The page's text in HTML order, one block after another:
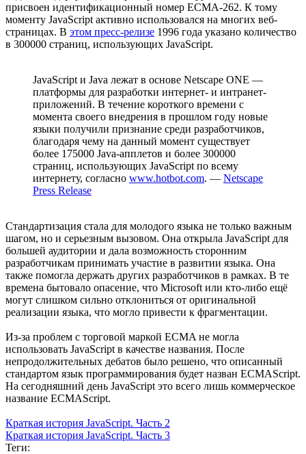
присвоен идентификационный номер ECMA-262. К тому
моменту JavaScript активно использовался на многих веб-
страницах. В этом пресс-релизе 1996 года указано количество
в 300000 страниц, использующих JavaScript.
JavaScript и Java лежат в основе Netscape ONE —
платформы для разработки интернет- и интранет-
приложений. В течение короткого времени с
момента своего внедрения в прошлом году новые
языки получили признание среди разработчиков,
благодаря чему на данный момент существует
более 175000 Java-апплетов и более 300000
страниц, использующих JavaScript по всему
интернету, согласно www.hotbot.com. — Netscape
Press Release
Стандартизация стала для молодого языка не только важным
шагом, но и серьезным вызовом. Она открыла JavaScript для
большей аудитории и дала возможность сторонним
разработчикам принимать участие в развитии языка. Она
также помогла держать других разработчиков в рамках. В те
времена бытовало опасение, что Microsoft или кто-либо ещё
могут слишком сильно отклониться от оригинальной
реализации языка, что могло привести к фрагментации.
Из-за проблем с торговой маркой ECMA не могла
использовать JavaScript в качестве названия. После
непродолжительных дебатов было решено, что описанный
стандартом язык программирования будет назван ECMAScript.
На сегодняшний день JavaScript это всего лишь коммерческое
название ECMAScript.
Краткая история JavaScript. Часть 2
Краткая история JavaScript. Часть 3
Теги: